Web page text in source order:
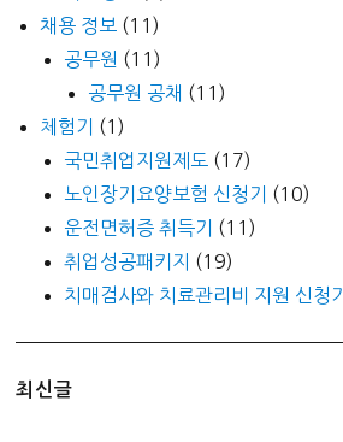
채용 정보 (11)
공무원 (11)
공무원 공채 (11)
체험기
(1)
국민취업지원제도 (17)
노인장기요양보험 신청기
(10)
운전면허증 취득기
(11)
취업성공패키지
(19)
치매검사와 치료관리비 지원 신청기
최신글